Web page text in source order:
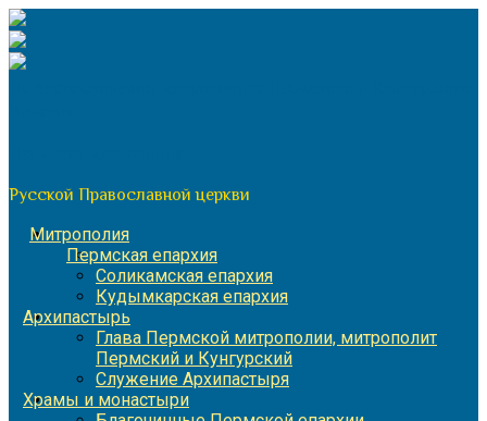
Перейти
к
содержимому
Русской Православной церкви
Митрополия
Пермская епархия
Соликамская епархия
Кудымкарская епархия
Архипастырь
Глава Пермской митрополии, митрополит
Пермский и Кунгурский
Служение Архипастыря
Храмы и монастыри